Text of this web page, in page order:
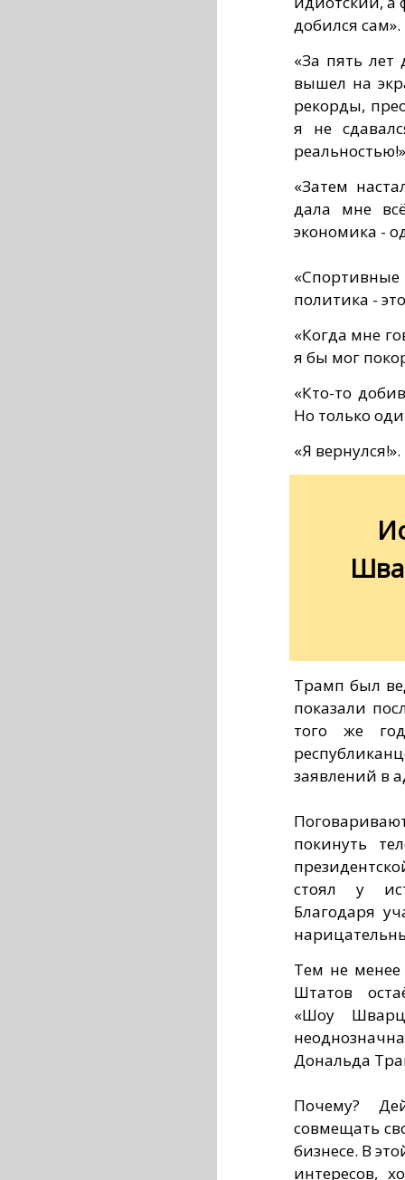
добился сам».
«За пять лет
вышел на
рекорды,
я не
«Затем
дала мне
экономика -
политика -
«Когда мне
я бы мог
«Кто-то
Но только
«Я вернулся!».
Трамп был
показали
того же
заявлений в
покинуть
стоял у
Благодаря
Тем не
Штатов
«Шоу
Дональда
Почему?
совмещать
бизнесе. В
интересов,